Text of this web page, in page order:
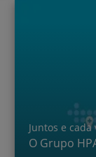
Juntos e
O Grupo